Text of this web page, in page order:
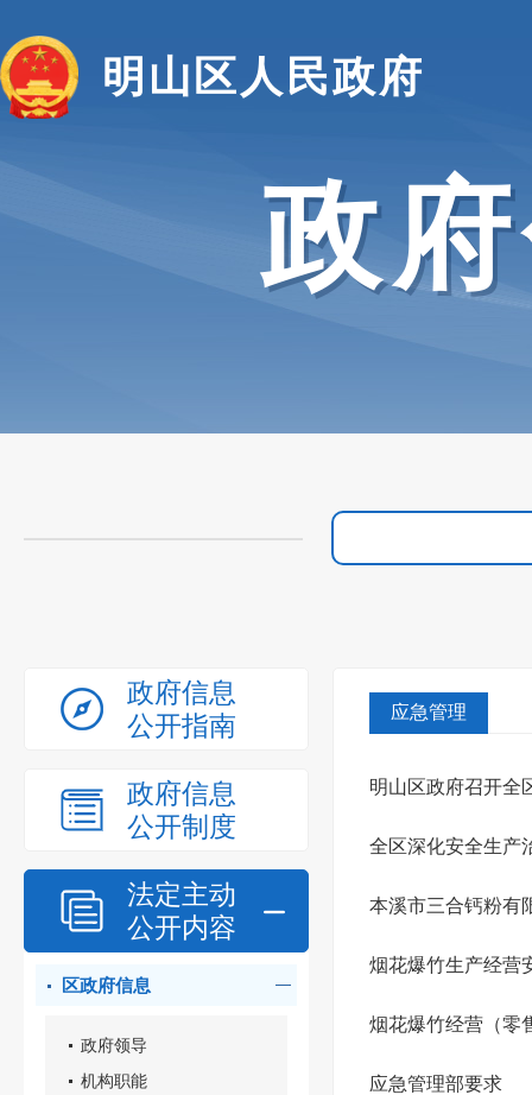
明山区人民政府
政
政府信息
公开指南
政府信息
公开制度
法定主动
公开内容
区政府信息
政府领导
机构职能
应急管理
明山区政府召开全
全区深化安全生产
本溪市三合钙粉有
烟花爆竹生产经营
烟花爆竹经营（零
应急管理部要求